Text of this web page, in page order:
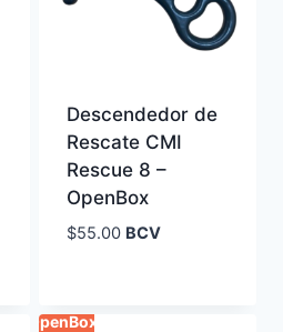
Descendedor de
Rescate CMI
Rescue 8 –
OpenBox
$55.00 BCV
OpenBox